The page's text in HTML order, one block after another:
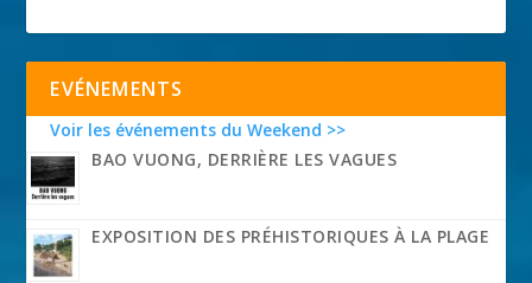
EVÉNEMENTS
Voir les événements du Weekend >>
BAO VUONG, DERRIÈRE LES VAGUES
EXPOSITION DES PRÉHISTORIQUES À LA PLAGE